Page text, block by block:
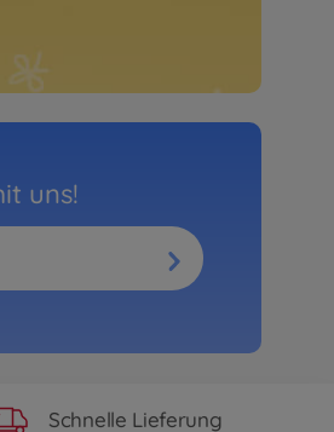
uns!
Schnelle Lieferung